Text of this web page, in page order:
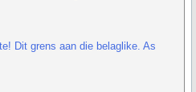
Dit grens aan die belaglike. As